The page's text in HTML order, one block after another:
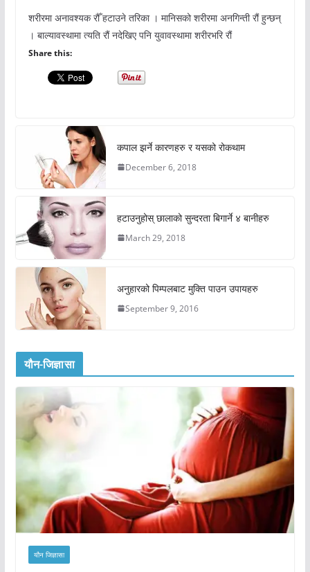
शरीरमा अनावश्यक रौँ हटाउने तरिका । मानिसको शरीरमा अनगिन्ती रौं हुन्छन्
। बाल्यावस्थामा त्यति रौं नदेखिए पनि युवावस्थामा शरीरभरि रौं
Share this:
कपाल झर्ने कारणहरु र यसको रोकथाम
December 6, 2018
हटाउनुहोस् छालाको सुन्दरता बिगार्ने ४ बानीहरु
March 29, 2018
अनुहारको पिम्पलबाट मुक्ति पाउन उपायहरु
September 9, 2016
यौन-जिज्ञासा
यौन जिज्ञासा